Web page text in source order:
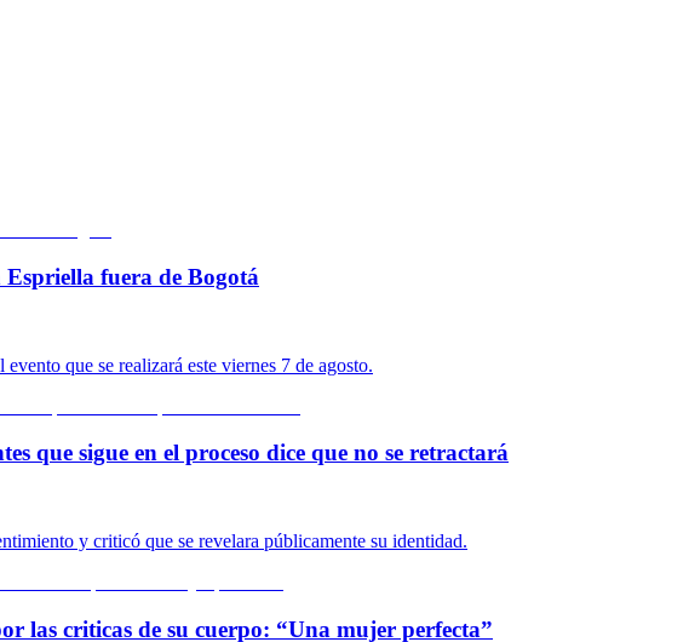
Espriella fuera de Bogotá
que se realizará este viernes 7 de agosto.
que sigue en el proceso dice que no se retractará
y criticó que se revelara públicamente su identidad.
las criticas de su cuerpo: “Una mujer perfecta”